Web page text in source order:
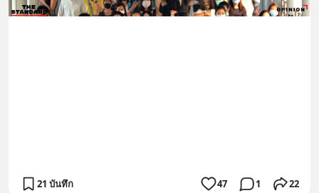
21 บันทึก 47 1 22